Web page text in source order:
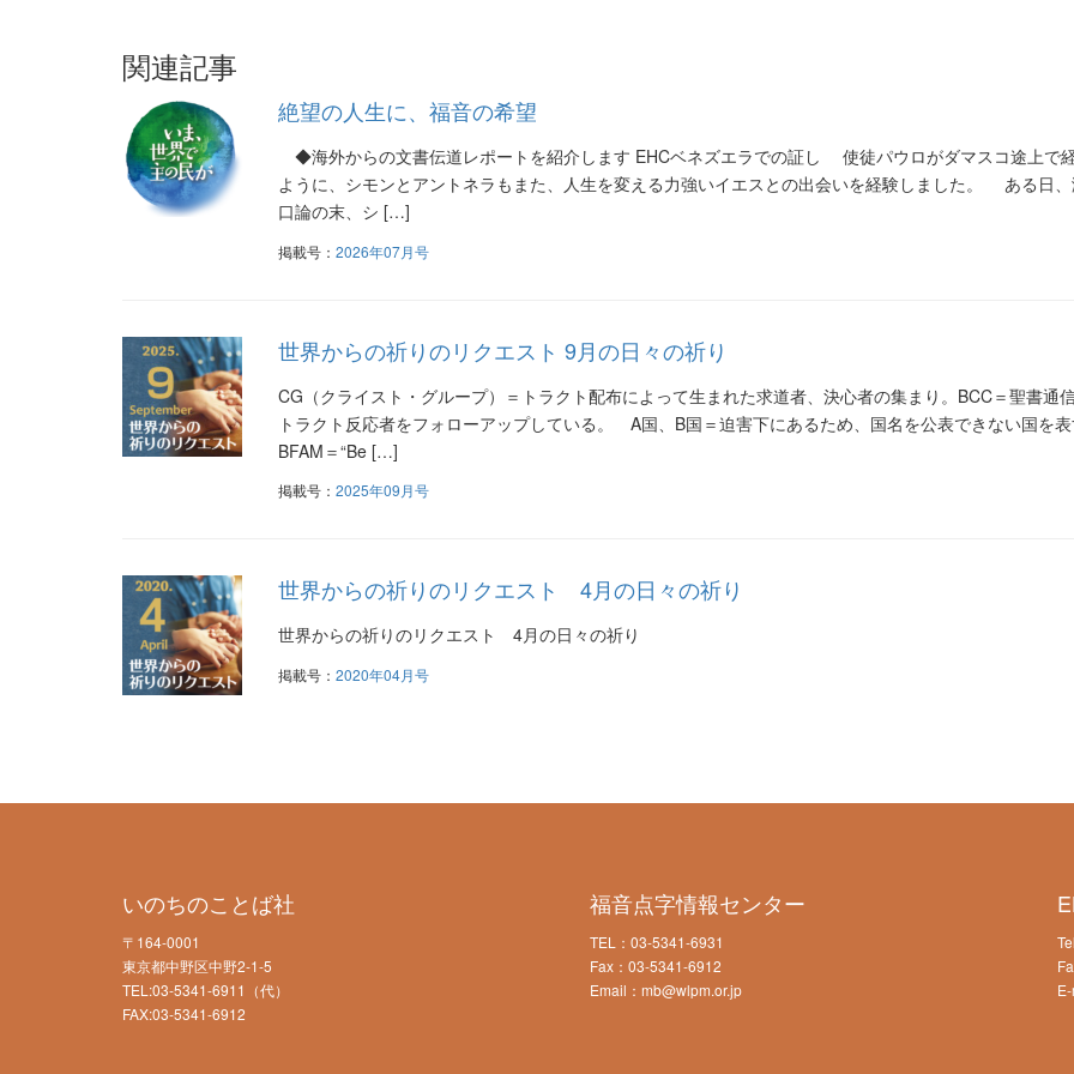
ビ
ゲ
ー
シ
ョ
関連記事
絶望の人生に、福音の希望
◆海外からの文書伝道レポートを紹介します EHCベネズエラでの証し 使徒パウロがダマスコ途上で
ように、シモンとアントネラもまた、人生を変える力強いイエスとの出会いを経験しました。 ある日
口論の末、シ […]
掲載号： 2026年07月号
世界からの祈りのリクエスト 9月の日々の祈り
CG（クライスト・グループ）＝トラクト配布によって生まれた求道者、決心者の集まり。BCC＝聖書通信
トラクト反応者をフォローアップしている。 A国、B国＝迫害下にあるため、国名を公表できない国を表
BFAM＝“Be […]
掲載号： 2025年09月号
世界からの祈りのリクエスト 4月の日々の祈り
世界からの祈りのリクエスト 4月の日々の祈り
掲載号： 2020年04月号
いのちのことば社
〒164-0001
東京都中野区中野2-1-5
TEL:03-5341-6911（代）
FAX:03-5341-6912
福音点字情報センター
TEL：03-5341-6931
Fax：03-5341-6912
Email：mb@wlpm.or.jp